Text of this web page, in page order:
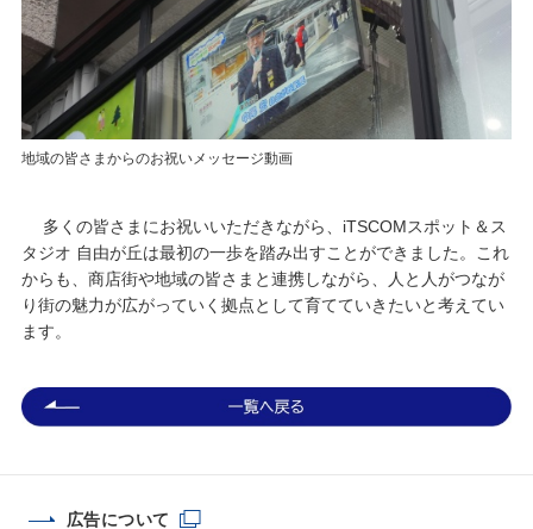
地域の皆さまからのお祝いメッセージ動画
多くの皆さまにお祝いいただきながら、iTSCOMスポット＆ス
タジオ 自由が丘は最初の一歩を踏み出すことができました。これ
からも、商店街や地域の皆さまと連携しながら、人と人がつなが
り街の魅力が広がっていく拠点として育てていきたいと考えてい
ます。
広告について